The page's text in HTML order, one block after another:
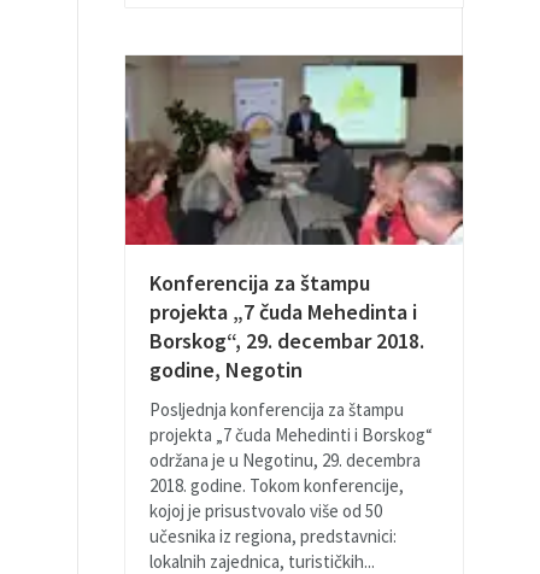
Konferencija za štampu
projekta „7 čuda Mehedinta i
Borskog“, 29. decembar 2018.
godine, Negotin
Posljednja konferencija za štampu
projekta „7 čuda Mehedinti i Borskog“
održana je u Negotinu, 29. decembra
2018. godine. Tokom konferencije,
kojoj je prisustvovalo više od 50
učesnika iz regiona, predstavnici:
lokalnih zajednica, turističkih...